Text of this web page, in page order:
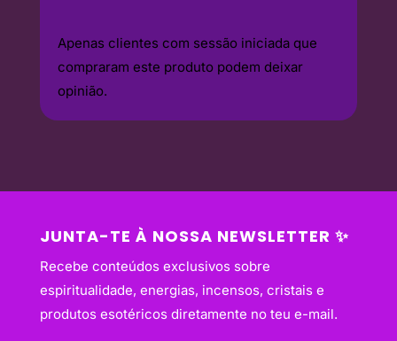
Apenas clientes com sessão iniciada que
compraram este produto podem deixar
opinião.
JUNTA-TE À NOSSA NEWSLETTER ✨
Recebe conteúdos exclusivos sobre
espiritualidade, energias, incensos, cristais e
produtos esotéricos diretamente no teu e-mail.